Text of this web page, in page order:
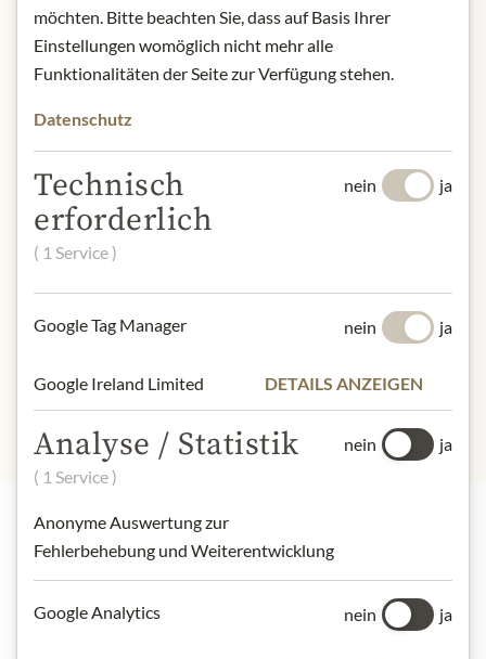
Hinweis:
Änderungen im Menü vorbehalten. Bei Allergien oder
mindestens zwei Tage vor dem Event
unter:catering(at)meinlamgraben.eu
Bei Schlechtwetter (anhaltender Regen, Temperaturen unter
15°C oder behördliche Unwetterwarnungen) kann die
Veranstaltung bis spätestens 24 Stunden vor Beginn
Bei dieser Veranstaltung werden Foto- und Videoaufnahmen
mit deren späterer Verwendung für Marketingzwecke von
Julius Meinl am Graben einverstanden.
Highlights aus unserem Sortiment
möchten. Bitte beachten Sie, dass auf Basis Ihrer
Einstellungen womöglich nicht mehr alle
Funktionalitäten der Seite zur Verfügung stehen.
Datenschutz
Technisch
erforderlich
( 1 Service )
nein ja
Google Tag Manager nein ja
Google Ireland Limited DETAILS ANZEIGEN
Analyse / Statistik
( 1 Service )
Anonyme Auswertung zur
Fehlerbehebung und Weiterentwicklung
nein ja
Google Analytics nein ja